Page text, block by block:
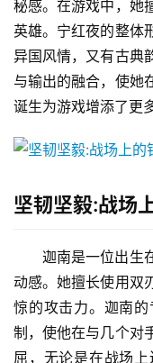
秘感。在游戏中，她
英雄。宁红夜的整体
异国风情，又有古典
与输出的融合，使她
诞生为游戏增添了更
坚韧坚毅:战场
迦南是一位出生
动感。她擅长使用双
惊的攻击力。迦南
制，使他在与几个对
屈，无论是在战场